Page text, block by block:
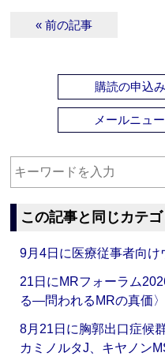
« 前の記事
購読の申込
メールニュ
この記事と同じカテ
9月4日に医療従事者向
21日にMRフォーラム
る―問われるMRの真価
8月21日に胸郭出口症候
カミノルタJ、キヤノン